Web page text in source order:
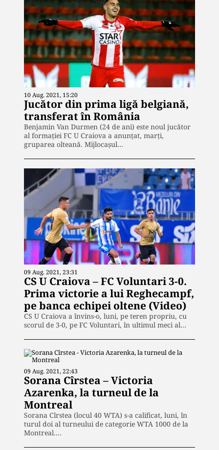
10 Aug. 2021, 15:20
Jucător din prima ligă belgiană,
transferat în România
Benjamin Van Durmen (24 de ani) este noul jucător
al formației FC U Craiova a anunţat, marţi,
gruparea olteană. Mijlocașul…
09 Aug. 2021, 23:31
CS U Craiova – FC Voluntari 3-0.
Prima victorie a lui Reghecampf,
pe banca echipei oltene (Video)
CS U Craiova a învins-o, luni, pe teren propriu, cu
scorul de 3-0, pe FC Voluntari, în ultimul meci al…
09 Aug. 2021, 22:43
Sorana Cîrstea – Victoria
Azarenka, la turneul de la
Montreal
Sorana Cîrstea (locul 40 WTA) s-a calificat, luni, în
turul doi al turneului de categorie WTA 1000 de la
Montreal.…